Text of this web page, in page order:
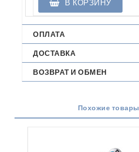
В КОРЗИНУ
ОПЛАТА
ДОСТАВКА
ВОЗВРАТ И ОБМЕН
Похожие товары